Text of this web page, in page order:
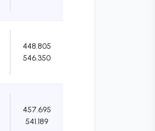
448.805
546.350
457.695
541.189